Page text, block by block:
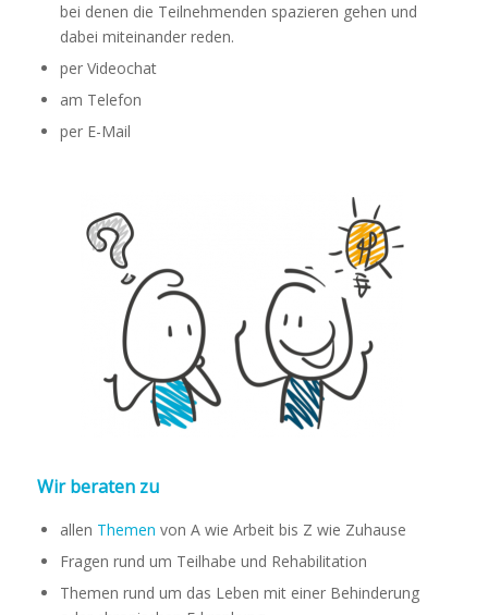
bei denen die Teilnehmenden spazieren gehen und
dabei miteinander reden.
per Videochat
am Telefon
per E-Mail
Männchen gezeichnet. Das linke
Männchen hat nur zwei Augen
und ein Fragezeichen über dem
Kopf. Das rechte Männchen hat
zwei Augen und ein Lächeln und
eine leuchtende Glühbirne über
den Kopf.
Wir beraten zu
allen Themen von A wie Arbeit bis Z wie Zuhause
Fragen rund um Teilhabe und Rehabilitation
Themen rund um das Leben mit einer Behinderung